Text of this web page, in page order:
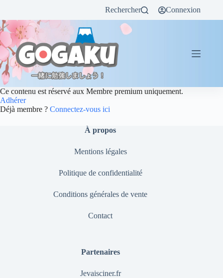
Rechercher Connexion
Ce contenu est réservé aux Membre premium uniquement.
Adhérer
Déjà membre ? Connectez-vous ici
À propos
Mentions légales
Politique de confidentialité
Conditions générales de vente
Contact
Partenaires
Jevaisciner.fr